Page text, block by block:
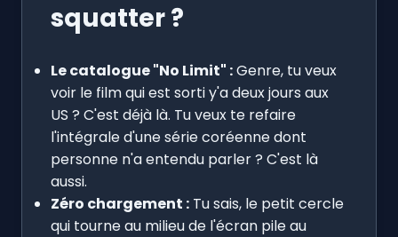
squatter ?
Le catalogue "No Limit" :Genre, tu veux
voir le film qui est sorti y'a deux jours aux
US ? C'est déjà là. Tu veux te refaire
l'intégrale d'une série coréenne dont
personne n'a entendu parler ? C'est là
aussi.
Zéro chargement : Tu sais, le petit cercle
qui tourne au milieu de l'écran pile au